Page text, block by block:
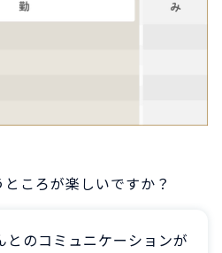
ころが楽しいですか？
とのコミュニケーションが